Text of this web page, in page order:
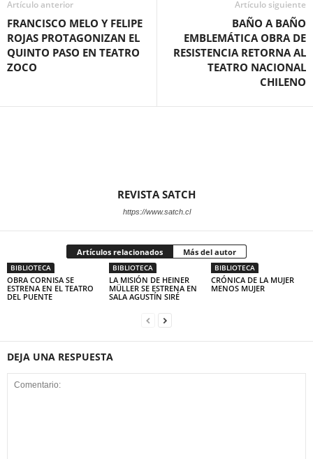
Artículo anterior
FRANCISCO MELO Y FELIPE
ROJAS PROTAGONIZAN EL
QUINTO PASO EN TEATRO
ZOCO
Artículo siguiente
BAÑO A BAÑO
EMBLEMÁTICA OBRA DE
RESISTENCIA RETORNA AL
TEATRO NACIONAL
CHILENO
REVISTA SATCH
https://www.satch.cl
Artículos relacionados Más del autor
BIBLIOTECA
OBRA CORNISA SE
ESTRENA EN EL TEATRO
DEL PUENTE
BIBLIOTECA
LA MISIÓN DE HEINER
MÜLLER SE ESTRENA EN
SALA AGUSTÍN SIRÉ
BIBLIOTECA
CRÓNICA DE LA MUJER
MENOS MUJER
DEJA UNA RESPUESTA